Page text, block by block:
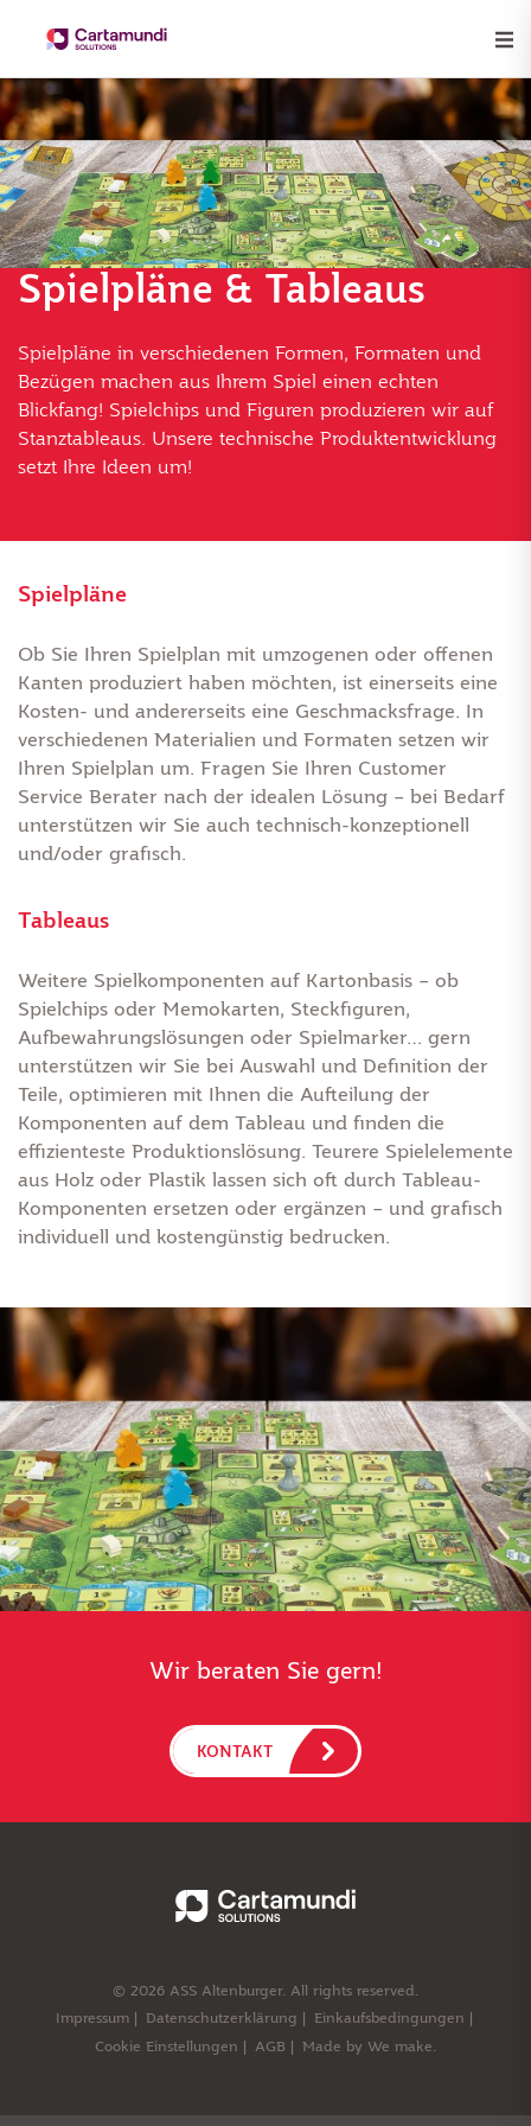
Spielpläne & Tableaus
Spielpläne in verschiedenen Formen, Formaten und
Bezügen machen aus Ihrem Spiel einen echten
Blickfang! Spielchips und Figuren produzieren wir auf
Stanztableaus. Unsere technische Produktentwicklung
setzt Ihre Ideen um!
Spielpläne
Ob Sie Ihren Spielplan mit umzogenen oder offenen
Kanten produziert haben möchten, ist einerseits eine
Kosten- und andererseits eine Geschmacksfrage. In
verschiedenen Materialien und Formaten setzen wir
Ihren Spielplan um. Fragen Sie Ihren Customer
Service Berater nach der idealen Lösung – bei Bedarf
unterstützen wir Sie auch technisch-konzeptionell
und/oder grafisch.
Tableaus
Weitere Spielkomponenten auf Kartonbasis – ob
Spielchips oder Memokarten, Steckfiguren,
Aufbewahrungslösungen oder Spielmarker… gern
unterstützen wir Sie bei Auswahl und Definition der
Teile, optimieren mit Ihnen die Aufteilung der
Komponenten auf dem Tableau und finden die
effizienteste Produktionslösung. Teurere Spielelemente
aus Holz oder Plastik lassen sich oft durch Tableau-
Komponenten ersetzen oder ergänzen – und grafisch
individuell und kostengünstig bedrucken.
Wir beraten Sie gern!
KONTAKT
© 2026 ASS Altenburger. All rights reserved.
Impressum
Datenschutzerklärung
Einkaufsbedingungen
Cookie Einstellungen
AGB Made by We make.